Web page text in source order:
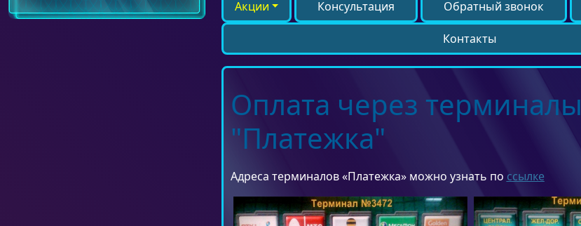
Акции Консультация Обратный звонок
Контакты
Оплата через терминалы
"Платежка"
Адреса терминалов «Платежка» можно узнать по ссылке